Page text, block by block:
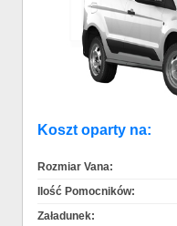
Koszt oparty na:
Rozmiar Vana:
Ilość Pomocników:
Załadunek: